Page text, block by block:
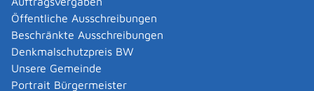
Öffentliche Ausschreibungen
Beschränkte Ausschreibungen
Denkmalschutzpreis BW
Unsere Gemeinde
Portrait Bürgermeister
Regenwasser beantragen oder anzeigen
Abweichende Regelungen zum Schichtbetrieb
beantragen
Abweichende Ruhezeit beantragen
Adoption - Akteneinsicht beantragen